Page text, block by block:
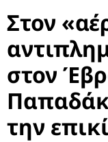
Στον
στον
την